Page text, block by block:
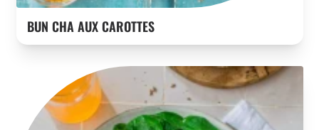
BUN CHA AUX CAROTTES